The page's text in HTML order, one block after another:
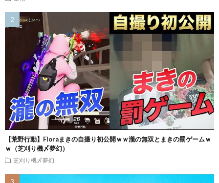
【荒野行動】Floraまきの自撮り初公開ｗｗ瀧の無双とまきの罰ゲームｗ
ｗ（芝刈り機〆夢幻）
芝刈り機〆夢幻